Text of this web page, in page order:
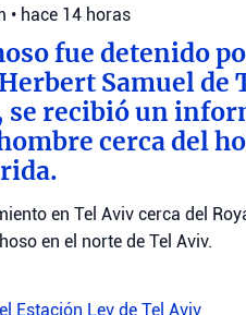
• hace 14 horas
fue detenido
Samuel de
se recibió un
cerca del
en Tel Aviv cerca del
en el norte de Tel Aviv.
Estación Lev de Tel Aviv